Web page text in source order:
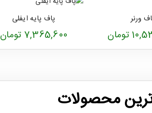
ورنر
تومان
پاف پایه ایفلی
7,365,600 تومان
محصولات